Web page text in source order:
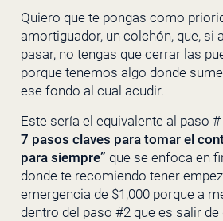
Quiero que te pongas como
amortiguador, un colchón, que, si
pasar, no tengas que cerrar las
porque tenemos algo donde
ese fondo al cual acudir.
Este sería el equivalente al paso
7 pasos claves para tomar el
para siempre” que se enfoca en
donde te recomiendo tener
emergencia de $1,000 porque a
dentro del paso #2 que es salir de